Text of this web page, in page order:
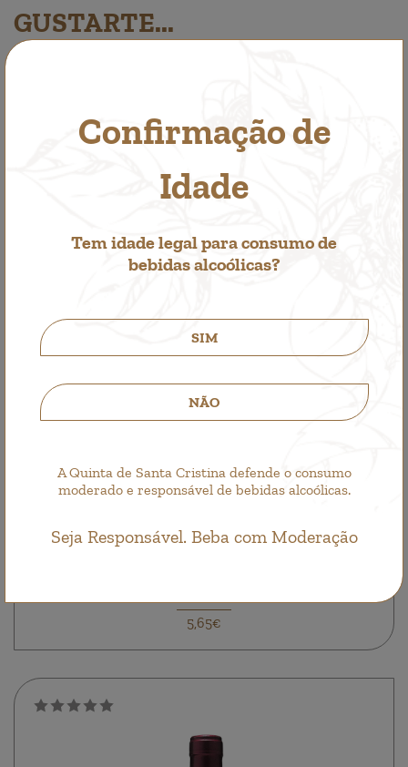
Confirmação de
Idade
Tem idade legal para consumo de
bebidas alcoólicas?
SIM
NÃO
A Quinta de Santa Cristina defende o consumo
moderado e responsável de bebidas alcoólicas.
Seja Responsável. Beba com Moderação
GUSTARTE...
5,65€